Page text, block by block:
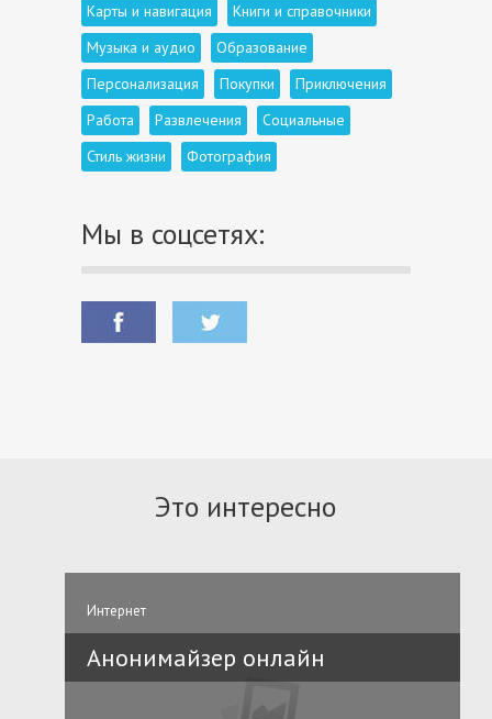
Карты и навигация
Книги и справочники
Музыка и аудио
Образование
Персонализация
Покупки
Приключения
Работа
Развлечения
Социальные
Стиль жизни
Фотография
Мы в соцсетях:
Это интересно
Интернет
Анонимайзер онлайн